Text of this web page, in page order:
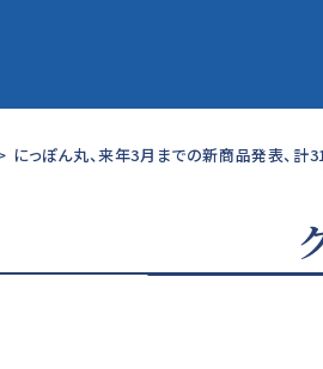
にっぽん丸、来年3月までの新商品発表、計